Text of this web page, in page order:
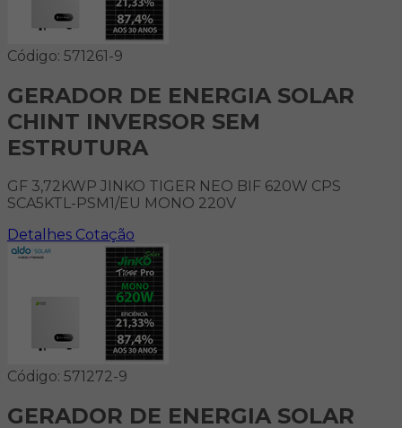
Código: 571261-9
GERADOR DE ENERGIA SOLAR
CHINT INVERSOR SEM
ESTRUTURA
GF 3,72KWP JINKO TIGER NEO BIF 620W CPS
SCA5KTL-PSM1/EU MONO 220V
Detalhes Cotação
Código: 571272-9
GERADOR DE ENERGIA SOLAR